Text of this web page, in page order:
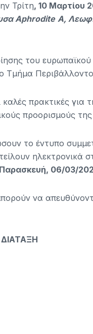
Τρίτη, 10 Μαρτίου
Aphrodite A,
του
Τμήμα
πρακτικές για
προορισμούς
το έντυπο
ηλεκτρονικά
Παρασκευή, 06/03/
να